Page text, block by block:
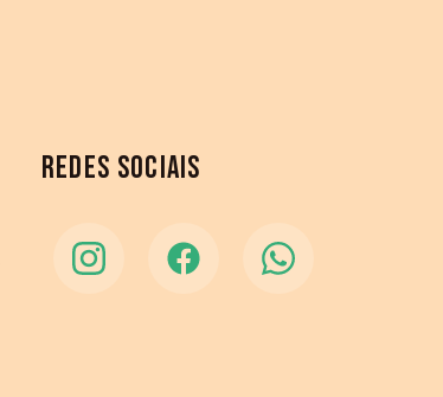
REDES SOCIAIS